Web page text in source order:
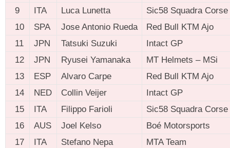
9
ITA Luca Lunetta
Sic58 Squadra Corse
10
SPA Jose Antonio Rueda
Red Bull KTM Ajo
11
JPN Tatsuki Suzuki
Intact GP
12
JPN Ryusei Yamanaka
MT Helmets – MSi
13
ESP Alvaro Carpe
Red Bull KTM Ajo
14
NED Collin Veijer
Intact GP
15
ITA Filippo Farioli
Sic58 Squadra Corse
16
AUS Joel Kelso
Boé Motorsports
17
ITA Stefano Nepa
MTA Team